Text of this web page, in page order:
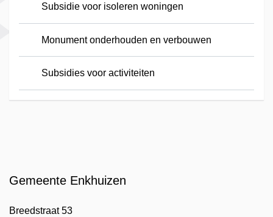
Subsidie voor isoleren woningen
Monument onderhouden en verbouwen
Subsidies voor activiteiten
Gemeente Enkhuizen
Breedstraat 53